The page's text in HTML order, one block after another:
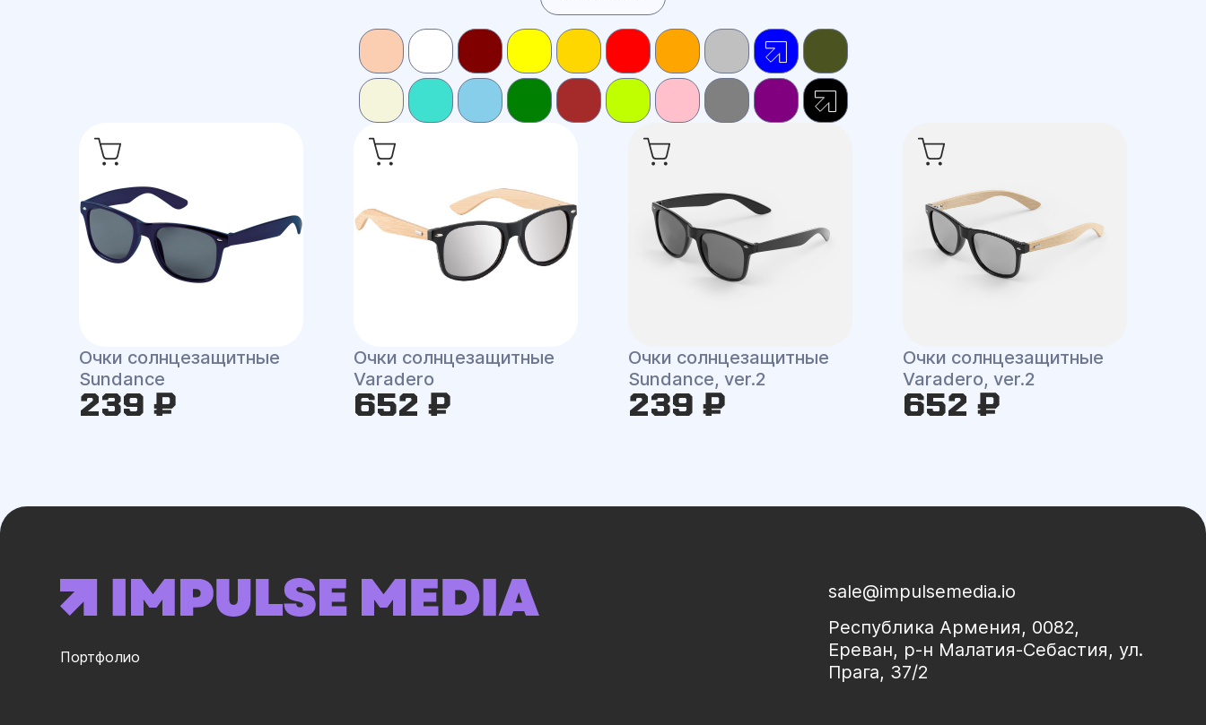
Очки солнцезащитные
Sundance
239 ₽
Очки солнцезащитные
Varadero
652 ₽
Очки солнцезащитные
Sundance, ver.2
239 ₽
Очки солнцезащитные
Varadero, ver.2
652 ₽
Портфолио
sale@impulsemedia.io
Республика Армения, 0082,
Ереван, р-н Малатия-Себастия, ул.
Прага, 37/2